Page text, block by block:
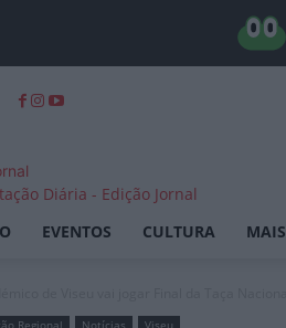
EVENTOS CULTURA MAIS
Regional Notícias Viseu